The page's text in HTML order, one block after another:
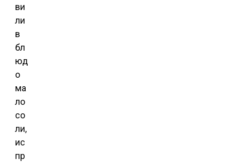
ви
ли
в
бл
юд
о
ма
ло
со
ли,
ис
пр